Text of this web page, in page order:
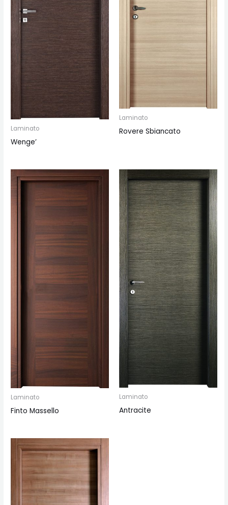
Laminato
Wenge’
Laminato
Rovere Sbiancato
Laminato
Finto Massello
Laminato
Antracite